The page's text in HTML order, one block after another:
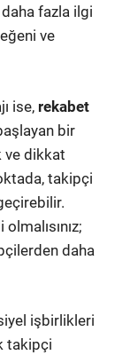
daha fazla ilgi
ve
ise, rekabet
bir
ve dikkat
takipçi
daha
işbirlikleri
takipçi